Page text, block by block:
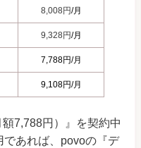
8,008円/月
9,328円/月
7,788円/月
9,108円/月
7,788円）』を契約中
あれば、povoの『デ